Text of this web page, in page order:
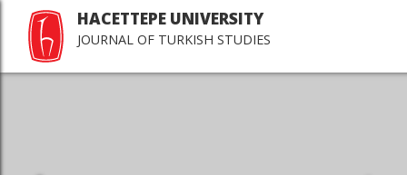
HACETTEPE UNIVERSITY
JOURNAL OF TURKISH STUDIES